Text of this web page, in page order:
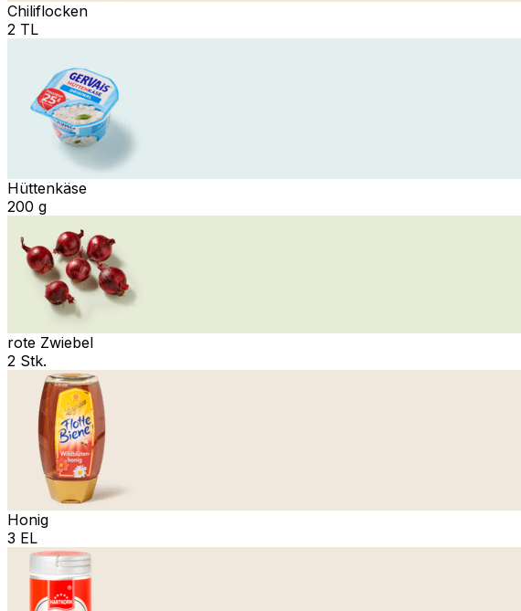
Chiliflocken
2 TL
Hüttenkäse
200 g
rote Zwiebel
2 Stk.
Honig
3 EL